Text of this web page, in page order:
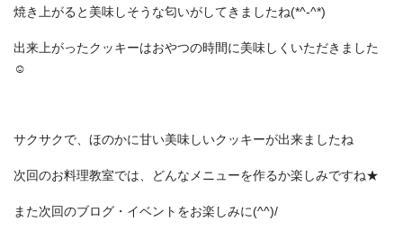
焼き上がると美味しそうな匂いがしてきましたね(*^-^*)
出来上がったクッキーはおやつの時間に美味しくいただきました
☺
サクサクで、ほのかに甘い美味しいクッキーが出来ましたね
次回のお料理教室では、どんなメニューを作るか楽しみですね★
また次回のブログ・イベントをお楽しみに(^^)/